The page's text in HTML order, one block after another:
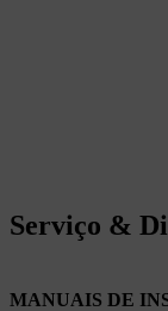
Serviço &
MANUAIS DE